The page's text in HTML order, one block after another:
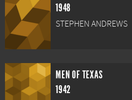
1948
STEPHEN ANDREWS
MEN OF TEXAS
1942